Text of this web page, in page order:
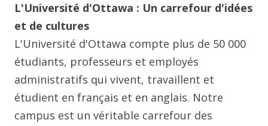
L'Université d'Ottawa : Un carrefour d'idées
et de cultures
L'Université d'Ottawa compte plus de 50 000
étudiants, professeurs et employés
administratifs qui vivent, travaillent et
étudient en français et en anglais. Notre
campus est un véritable carrefour des